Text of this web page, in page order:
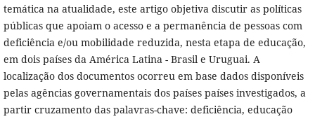
temática na atualidade, este artigo objetiva discutir as políticas
públicas que apoiam o acesso e a permanência de pessoas com
deficiência e/ou mobilidade reduzida, nesta etapa de educação,
em dois países da América Latina - Brasil e Uruguai. A
localização dos documentos ocorreu em base dados disponíveis
pelas agências governamentais dos países países investigados, a
partir cruzamento das palavras-chave: deficiência, educação